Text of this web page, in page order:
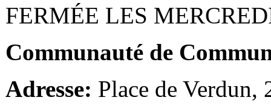
FERMÉE LES
Communauté de
Adresse: Place de Verdun,